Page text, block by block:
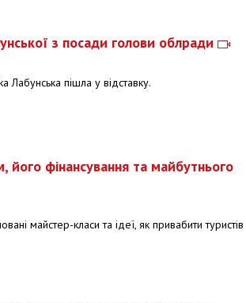
з посади голови облради
пішла у відставку.
фінансування та майбутнього
майстер-класи та ідеї, як привабити туристів